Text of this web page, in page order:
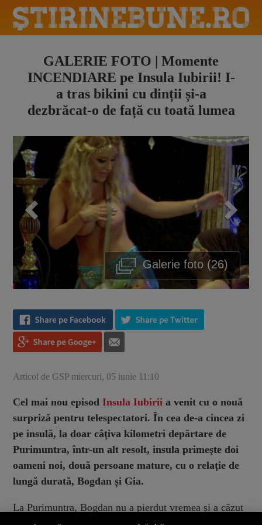
GALERIE FOTO | Momente
INCENDIARE pe Insula Iubirii! I-
a tras bikini cu dinții și-a
dezbrăcat-o de față cu toată lumea
Galerie foto (26)
Articol de GSP miercuri, 05 iunie 11:10
Cel mai nou episodInsula Iubirii a venit cu o nouă
surpriză pentru telespectatori. În cea de-a cincea zi
pe insulă, la doar câţiva kilometri depărtare de
Purimuntra, într-un alt resolt, insula primeşte doi
oameni noi, două persoane mature, cu o relaţie de
lungă durată, Bogdan și Gia.
La Purimuntra, Bogdan nu a pierdut vremea și a cãzut